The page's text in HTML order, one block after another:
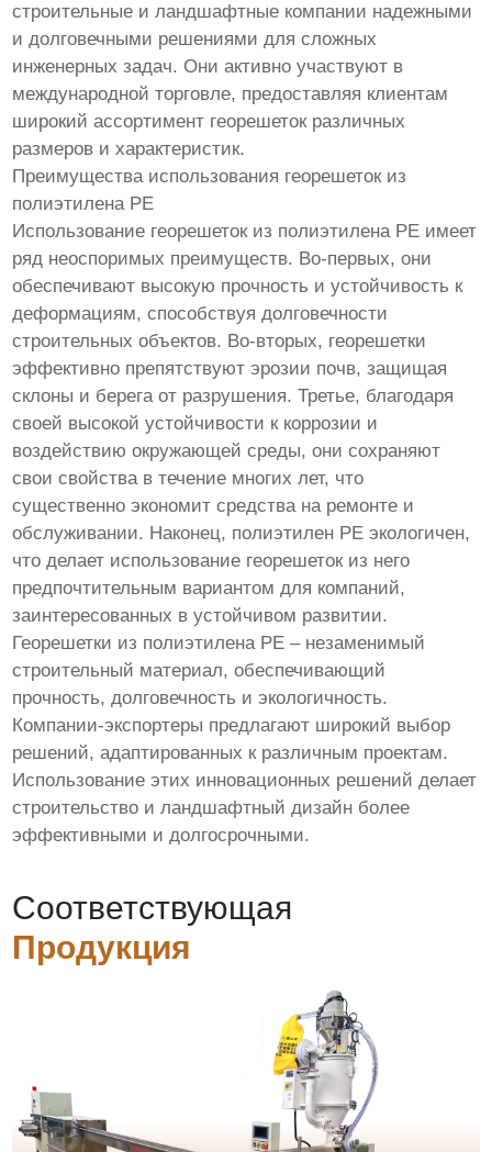
строительные и ландшафтные компании надежными
и долговечными решениями для сложных
инженерных задач. Они активно участвуют в
международной торговле, предоставляя клиентам
широкий ассортимент георешеток различных
размеров и характеристик.
Преимущества использования георешеток из
полиэтилена PE
Использование георешеток из полиэтилена PE имеет
ряд неоспоримых преимуществ. Во-первых, они
обеспечивают высокую прочность и устойчивость к
деформациям, способствуя долговечности
строительных объектов. Во-вторых, георешетки
эффективно препятствуют эрозии почв, защищая
склоны и берега от разрушения. Третье, благодаря
своей высокой устойчивости к коррозии и
воздействию окружающей среды, они сохраняют
свои свойства в течение многих лет, что
существенно экономит средства на ремонте и
обслуживании. Наконец, полиэтилен PE экологичен,
что делает использование георешеток из него
предпочтительным вариантом для компаний,
заинтересованных в устойчивом развитии.
Георешетки из полиэтилена PE – незаменимый
строительный материал, обеспечивающий
прочность, долговечность и экологичность.
Компании-экспортеры предлагают широкий выбор
решений, адаптированных к различным проектам.
Использование этих инновационных решений делает
строительство и ландшафтный дизайн более
эффективными и долгосрочными.
Соответствующая
Продукция